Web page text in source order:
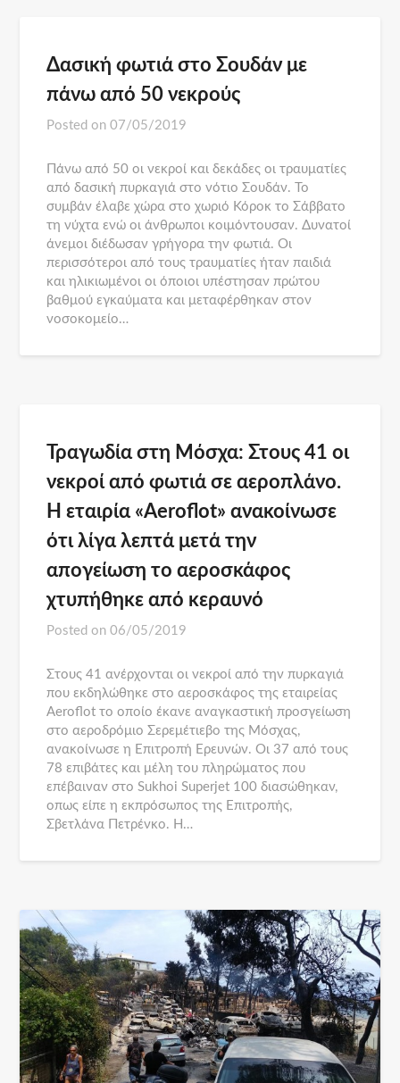
Δασική φωτιά στο Σουδάν με
πάνω από 50 νεκρούς
Posted on07/05/2019
Πάνω από 50 οι νεκροί και δεκάδες οι τραυματίες
από δασική πυρκαγιά στο νότιο Σουδάν. Το
συμβάν έλαβε χώρα στο χωριό Κόροκ το Σάββατο
τη νύχτα ενώ οι άνθρωποι κοιμόντουσαν. Δυνατοί
άνεμοι διέδωσαν γρήγορα την φωτιά. Οι
περισσότεροι από τους τραυματίες ήταν παιδιά
και ηλικιωμένοι οι όποιοι υπέστησαν πρώτου
βαθμού εγκαύματα και μεταφέρθηκαν στον
νοσοκομείο…
Τραγωδία στη Μόσχα: Στους 41 οι
νεκροί από φωτιά σε αεροπλάνο.
Η εταιρία «Aeroflot» ανακοίνωσε
ότι λίγα λεπτά μετά την
απογείωση το αεροσκάφος
χτυπήθηκε από κεραυνό
Posted on06/05/2019
Στους 41 ανέρχονται οι νεκροί από την πυρκαγιά
που εκδηλώθηκε στο αεροσκάφος της εταιρείας
Aeroflot το οποίο έκανε αναγκαστική προσγείωση
στο αεροδρόμιο Σερεμέτιεβο της Μόσχας,
ανακοίνωσε η Επιτροπή Ερευνών. Οι 37 από τους
78 επιβάτες και μέλη του πληρώματος που
επέβαιναν στο Sukhoi Superjet 100 διασώθηκαν,
οπως είπε η εκπρόσωπος της Επιτροπής,
Σβετλάνα Πετρένκο. Η…